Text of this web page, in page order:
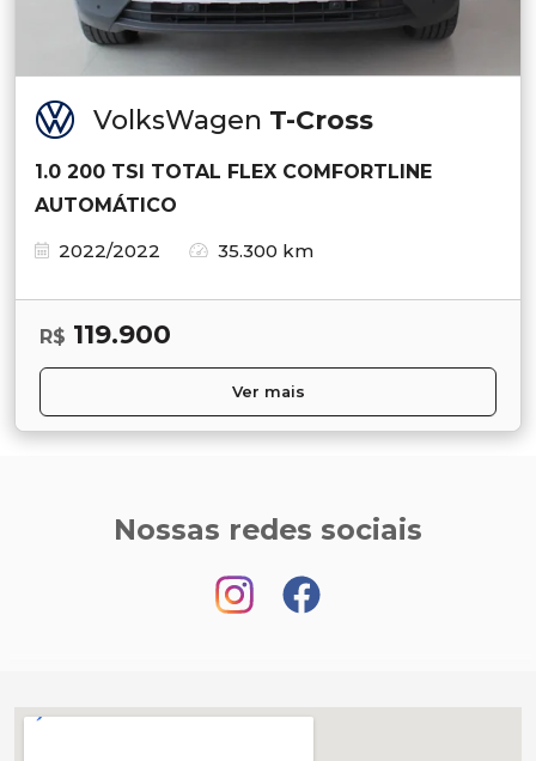
VolksWagen T-Cross
1.0 200 TSI TOTAL FLEX COMFORTLINE
AUTOMÁTICO
2022/2022
35.300 km
R$ 119.900
Ver mais
Nossas redes sociais